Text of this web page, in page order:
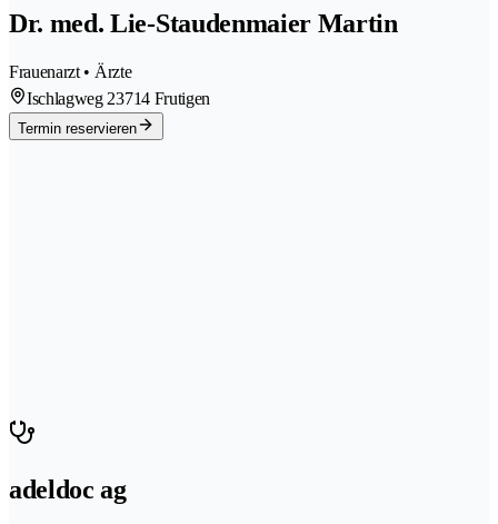
Dr. med. Lie-Staudenmaier Martin
Frauenarzt • Ärzte
Ischlagweg 23714 Frutigen
Termin reservieren
adeldoc ag